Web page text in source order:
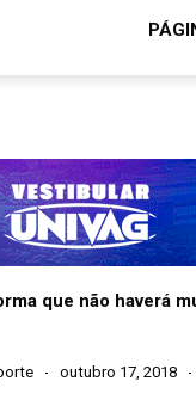
que não haverá
outubro 17, 2018